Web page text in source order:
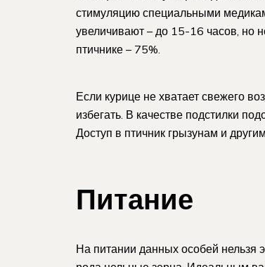
стимуляцию специальными
увеличивают – до 15-16 часов, но
птичнике – 75%.
Если курице не хватает свежего
избегать. В качестве подстилки
Доступ в птичник грызунам и
Питание
На питании данных особей нельзя